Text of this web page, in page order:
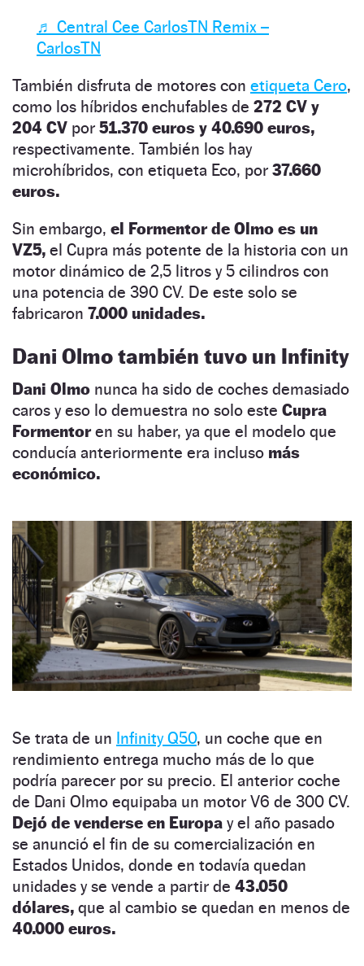
♬ Central Cee CarlosTN Remix –
CarlosTN
También disfruta de motores con etiqueta Cero,
como los híbridos enchufables de 272 CV y
204 CV por 51.370 euros y 40.690 euros,
respectivamente. También los hay
microhíbridos, con etiqueta Eco, por 37.660
euros.
Sin embargo, el Formentor de Olmo es un
VZ5, el Cupra más potente de la historia con un
motor dinámico de 2,5 litros y 5 cilindros con
una potencia de 390 CV. De este solo se
fabricaron 7.000 unidades.
Dani Olmo también tuvo un Infinity
Dani Olmo nunca ha sido de coches demasiado
caros y eso lo demuestra no solo este Cupra
Formentoren su haber, ya que el modelo que
conducía anteriormente era incluso más
económico.
Se trata de un Infinity Q50, un coche que en
rendimiento entrega mucho más de lo que
podría parecer por su precio. El anterior coche
de Dani Olmo equipaba un motor V6 de 300 CV.
Dejó de venderse en Europa y el año pasado
se anunció el fin de su comercialización en
Estados Unidos, donde en todavía quedan
unidades y se vende a partir de 43.050
dólares, que al cambio se quedan en menos de
40.000 euros.